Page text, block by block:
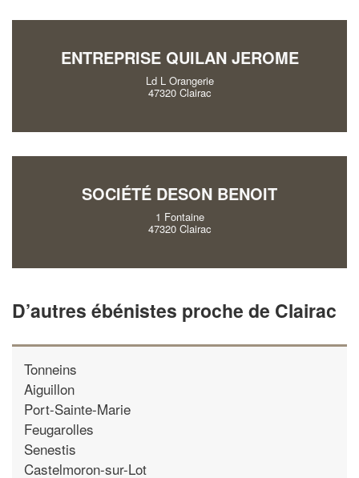
ENTREPRISE QUILAN JEROME
Ld L Orangerie
47320 Clairac
SOCIÉTÉ DESON BENOIT
1 Fontaine
47320 Clairac
D’autres ébénistes proche de Clairac
Tonneins
Aiguillon
Port-Sainte-Marie
Feugarolles
Senestis
Castelmoron-sur-Lot